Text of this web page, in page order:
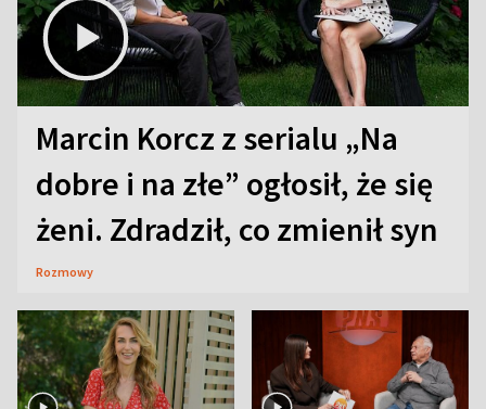
Marcin Korcz z serialu „Na
dobre i na złe” ogłosił, że się
żeni. Zdradził, co zmienił syn
Rozmowy